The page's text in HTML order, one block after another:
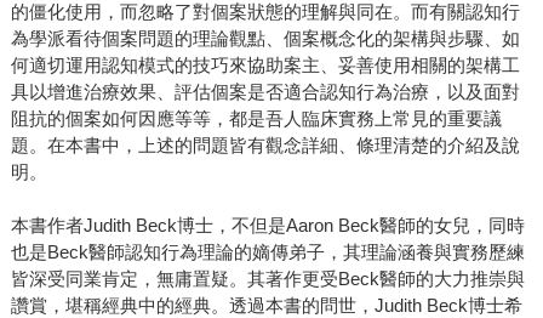
的僵化使用，而忽略了對個案狀態的理解與同在。而有關認知行
為學派看待個案問題的理論觀點、個案概念化的架構與步驟、如
何適切運用認知模式的技巧來協助案主、妥善使用相關的架構工
具以增進治療效果、評估個案是否適合認知行為治療，以及面對
阻抗的個案如何因應等等，都是吾人臨床實務上常見的重要議
題。在本書中，上述的問題皆有觀念詳細、條理清楚的介紹及說
明。
本書作者Judith Beck博士，不但是Aaron Beck醫師的女兒，同時
也是Beck醫師認知行為理論的嫡傳弟子，其理論涵養與實務歷練
皆深受同業肯定，無庸置疑。其著作更受Beck醫師的大力推崇與
讚賞，堪稱經典中的經典。透過本書的問世，Judith Beck博士希